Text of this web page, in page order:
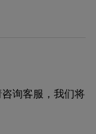
询客服，我们将